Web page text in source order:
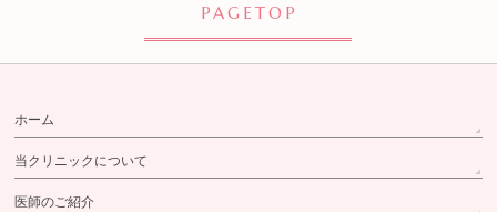
PAGETOP
ホーム
当クリニックについて
医師のご紹介